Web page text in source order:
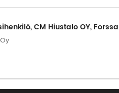
CM Hiustalo OY, Forssa